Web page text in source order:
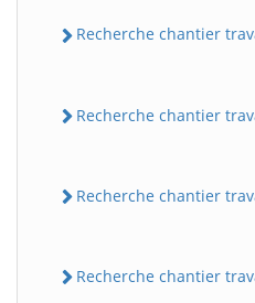
Recherche chantier
Recherche chantier
Recherche chantier
Recherche chantier